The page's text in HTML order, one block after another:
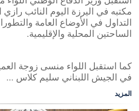
مكتبه في اليرزة اليوم النائب
التداول في الأوضاع العامة
الساحتين المحلية والإقليمية.
كما استقبل اللواء منسى زوجة
في الجيش اللبناني سليم كلاس ...
المزيد